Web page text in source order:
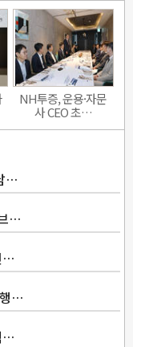
NH투증, 운용·자문
사 CEO 초…
…
…
…
…
…